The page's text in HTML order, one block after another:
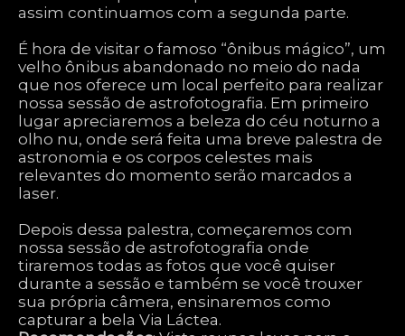
assim continuamos com a segunda parte.
É hora de visitar o famoso “ônibus mágico”, um
velho ônibus abandonado no meio do nada
que nos oferece um local perfeito para realizar
nossa sessão de astrofotografia. Em primeiro
lugar apreciaremos a beleza do céu noturno a
olho nu, onde será feita uma breve palestra de
astronomia e os corpos celestes mais
relevantes do momento serão marcados a
laser.
Depois dessa palestra, começaremos com
nossa sessão de astrofotografia onde
tiraremos todas as fotos que você quiser
durante a sessão e também se você trouxer
sua própria câmera, ensinaremos como
capturar a bela Via Láctea.